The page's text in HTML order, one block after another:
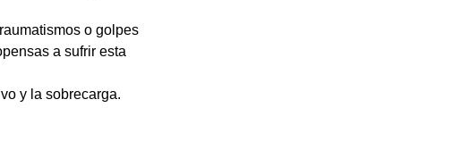
o golpes
a sufrir esta
y la sobrecarga.